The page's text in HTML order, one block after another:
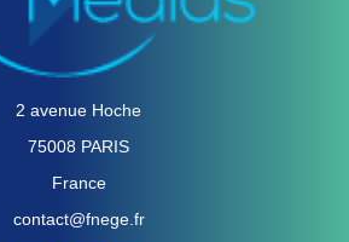
2 avenue Hoche
75008 PARIS
France
contact@fnege.fr